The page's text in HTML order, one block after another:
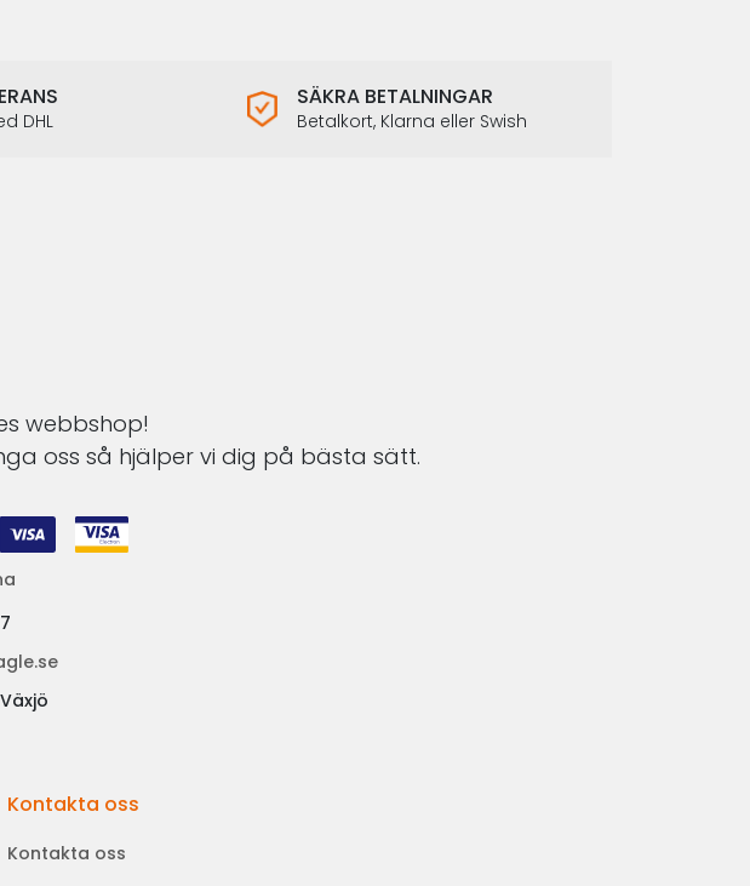
DHL
SÄKRA BETALNINGAR
Betalkort, Klarna eller Swish
webbshop!
oss så hjälper vi dig på bästa sätt.
Kontakta oss
Kontakta oss